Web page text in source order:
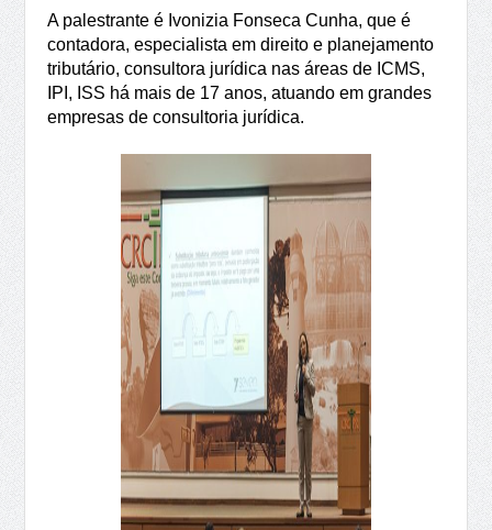
A palestrante é Ivonizia Fonseca Cunha, que é
contadora, especialista em direito e planejamento
tributário, consultora jurídica nas áreas de ICMS,
IPI, ISS há mais de 17 anos, atuando em grandes
empresas de consultoria jurídica.